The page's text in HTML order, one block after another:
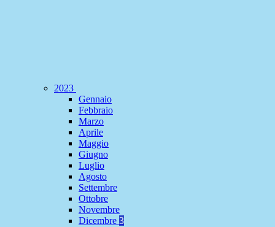
2023
Gennaio
Febbraio
Marzo
Aprile
Maggio
Giugno
Luglio
Agosto
Settembre
Ottobre
Novembre
Dicembre 3